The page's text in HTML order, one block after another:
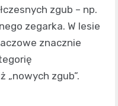
zgub – np.
zegarka. W lesie
znacznie
zgub”.